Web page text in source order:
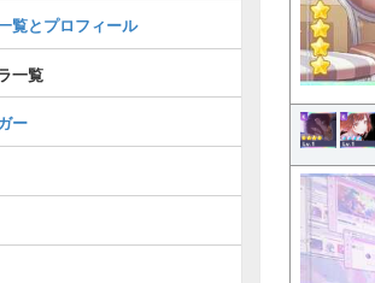
覧とプロフィール
一覧
ー